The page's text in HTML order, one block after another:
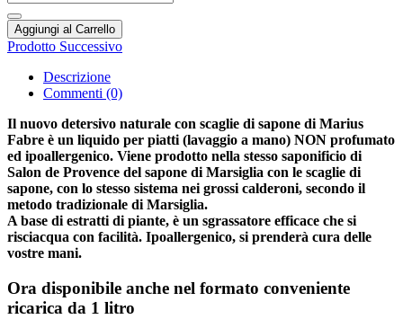
Aggiungi al Carrello
Prodotto Successivo
Descrizione
Commenti (0)
Il nuovo detersivo naturale con scaglie di sapone di Marius
Fabre è un liquido per piatti (lavaggio a mano) NON profumato
ed ipoallergenico. Viene prodotto nella stesso saponificio di
Salon de Provence del sapone di Marsiglia con le scaglie di
sapone, con lo stesso sistema nei grossi calderoni, secondo il
metodo tradizionale di Marsiglia.
A base di estratti di piante, è un sgrassatore efficace che si
risciacqua con facilità. Ipoallergenico, si prenderà cura delle
vostre mani.
Ora disponibile anche nel formato conveniente
ricarica da 1 litro